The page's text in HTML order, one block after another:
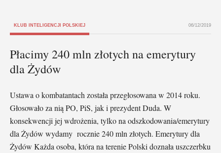
KLUB INTELIGENCJI POLSKIEJ 06/12/2019
Płacimy 240 mln złotych na emerytury
dla Żydów
Ustawa o kombatantach została przegłosowana w 2014 roku.
Głosowało za nią PO, PiS, jak i prezydent Duda. W
konsekwencji jej wdrożenia, tylko na odszkodowania/emerytury
dla Żydów wydamy rocznie 240 mln złotych. Emerytury dla
Żydów Każda osoba, która na terenie Polski doznała uszczerbku